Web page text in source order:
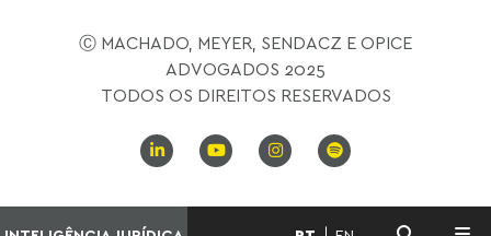
Ⓒ MACHADO, MEYER, SENDACZ E OPICE
ADVOGADOS 2025
TODOS OS DIREITOS RESERVADOS